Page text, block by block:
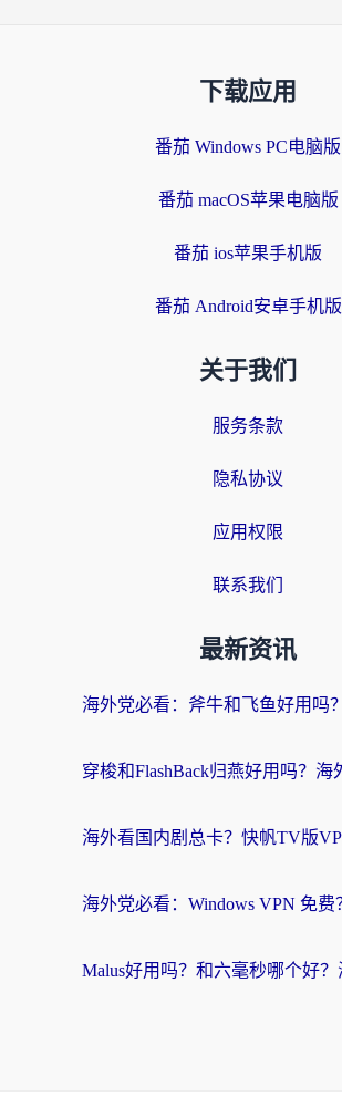
下载应用
番茄 Windows PC电脑版
番茄 macOS苹果电脑版
番茄 ios苹果手机版
番茄 Android安卓手机版
关于我们
服务条款
隐私协议
应用权限
联系我们
最新资讯